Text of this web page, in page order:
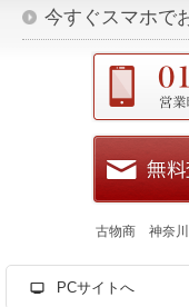
今すぐスマホで
古物商 神奈
PCサイトへ